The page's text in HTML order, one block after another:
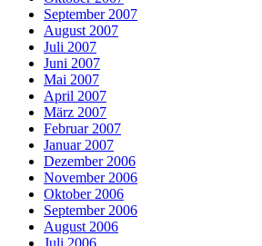
September 2007
August 2007
Juli 2007
Juni 2007
Mai 2007
April 2007
März 2007
Februar 2007
Januar 2007
Dezember 2006
November 2006
Oktober 2006
September 2006
August 2006
Juli 2006